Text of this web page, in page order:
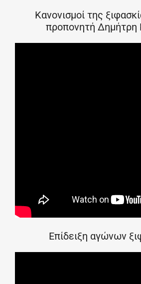
Κανονισμοί της
προπονητή Δημήτρη
Επίδειξη αγώνων